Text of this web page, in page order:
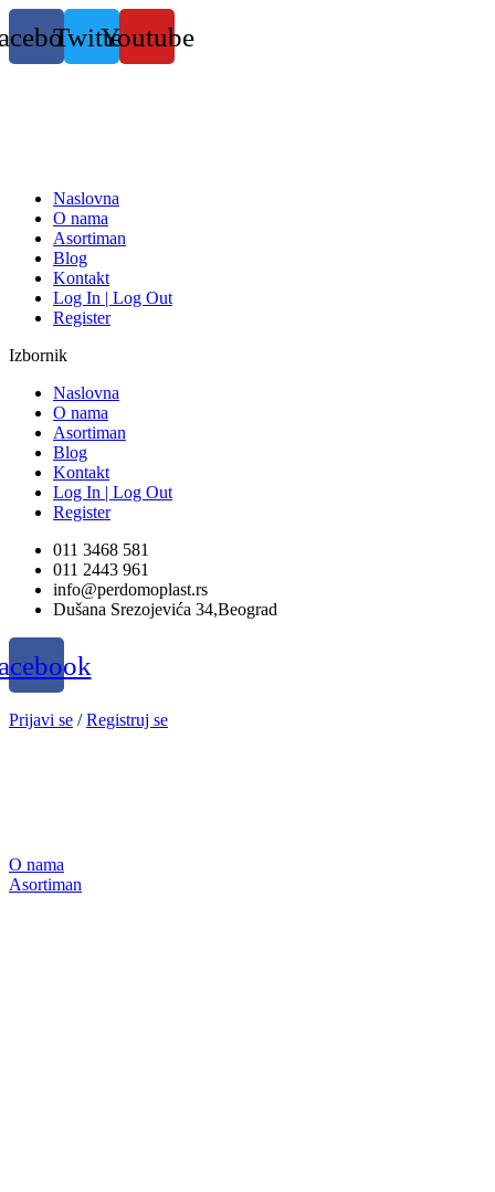
Skočite
na
sadržaj
TwitterYoutube
Naslovna
O nama
Asortiman
Blog
Kontakt
Log In | Log Out
Register
Izbornik
Naslovna
O nama
Asortiman
Blog
Kontakt
Log In | Log Out
Register
011 3468 581
011 2443 961
info@perdomoplast.rs
Dušana Srezojevića 34,Beograd
Prijavi se /Registruj se
O nama
Asortiman